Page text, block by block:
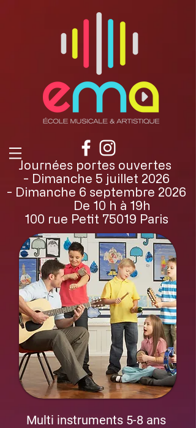
Journées portes ouvertes
- Dimanche 5 juillet 2026
- Dimanche 6 septembre 2026
De 10 h à 19h
100 rue Petit 75019 Paris
Multi instruments 5-8 ans